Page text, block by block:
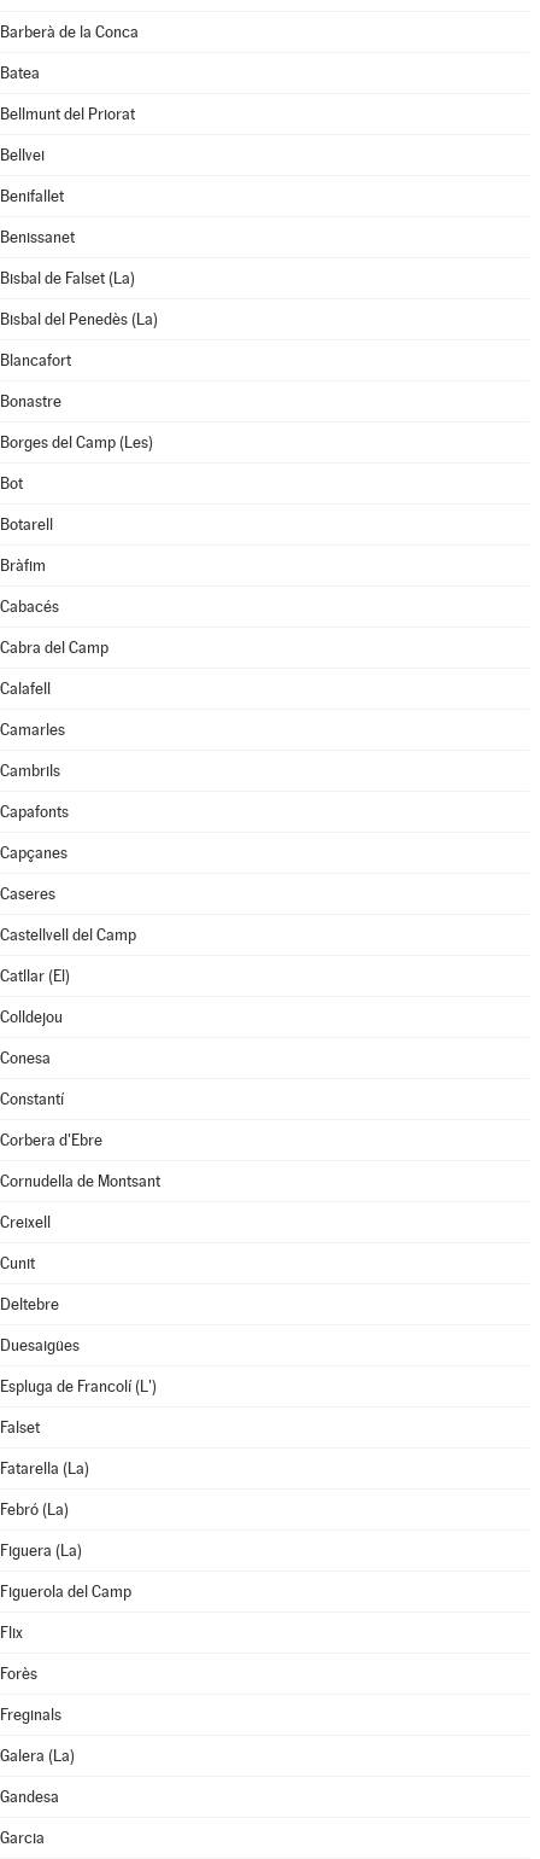
Barberà de la Conca
Batea
Bellmunt del Priorat
Bellvei
Benifallet
Benissanet
Bisbal de Falset (La)
Bisbal del Penedès (La)
Blancafort
Bonastre
Borges del Camp (Les)
Bot
Botarell
Bràfim
Cabacés
Cabra del Camp
Calafell
Camarles
Cambrils
Capafonts
Capçanes
Caseres
Castellvell del Camp
Catllar (El)
Colldejou
Conesa
Constantí
Corbera d'Ebre
Cornudella de Montsant
Creixell
Cunit
Deltebre
Duesaigües
Espluga de Francolí (L')
Falset
Fatarella (La)
Febró (La)
Figuera (La)
Figuerola del Camp
Flix
Forès
Freginals
Galera (La)
Gandesa
Garcia